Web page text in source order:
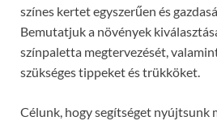
színes kertet egyszerűen és
Bemutatjuk a növények
színpaletta megtervezését,
szükséges tippeket és trükköket.
Célunk, hogy segítséget nyújtsunk